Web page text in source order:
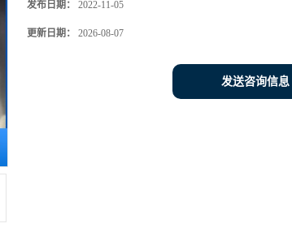
发布日期： 2022-11-05
更新日期： 2026-08-07
发送咨询信息